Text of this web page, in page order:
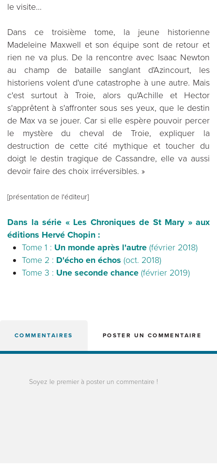
le visite...
Dans ce troisième tome, la jeune historienne
Madeleine Maxwell et son équipe sont de retour et
rien ne va plus. De la rencontre avec Isaac Newton
au champ de bataille sanglant d'Azincourt, les
historiens volent d'une catastrophe à une autre. Mais
c'est surtout à Troie, alors qu'Achille et Hector
s'apprêtent à s'affronter sous ses yeux, que le destin
de Max va se jouer. Car si elle espère pouvoir percer
le mystère du cheval de Troie, expliquer la
destruction de cette cité mythique et toucher du
doigt le destin tragique de Cassandre, elle va aussi
devoir faire des choix irréversibles. »
[présentation de l'éditeur]
Dans la série « Les Chroniques de St Mary » aux
éditions Hervé Chopin :
Tome 1 : Un monde après l'autre (février 2018)
Tome 2 : D'écho en échos (oct. 2018)
Tome 3 : Une seconde chance (février 2019)
COMMENTAIRES POSTER UN COMMENTAIRE
Soyez le premier à poster un commentaire !